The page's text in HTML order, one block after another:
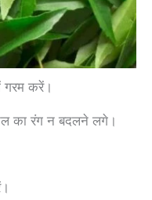
गरम करें।
का रंग न बदलने लगे।